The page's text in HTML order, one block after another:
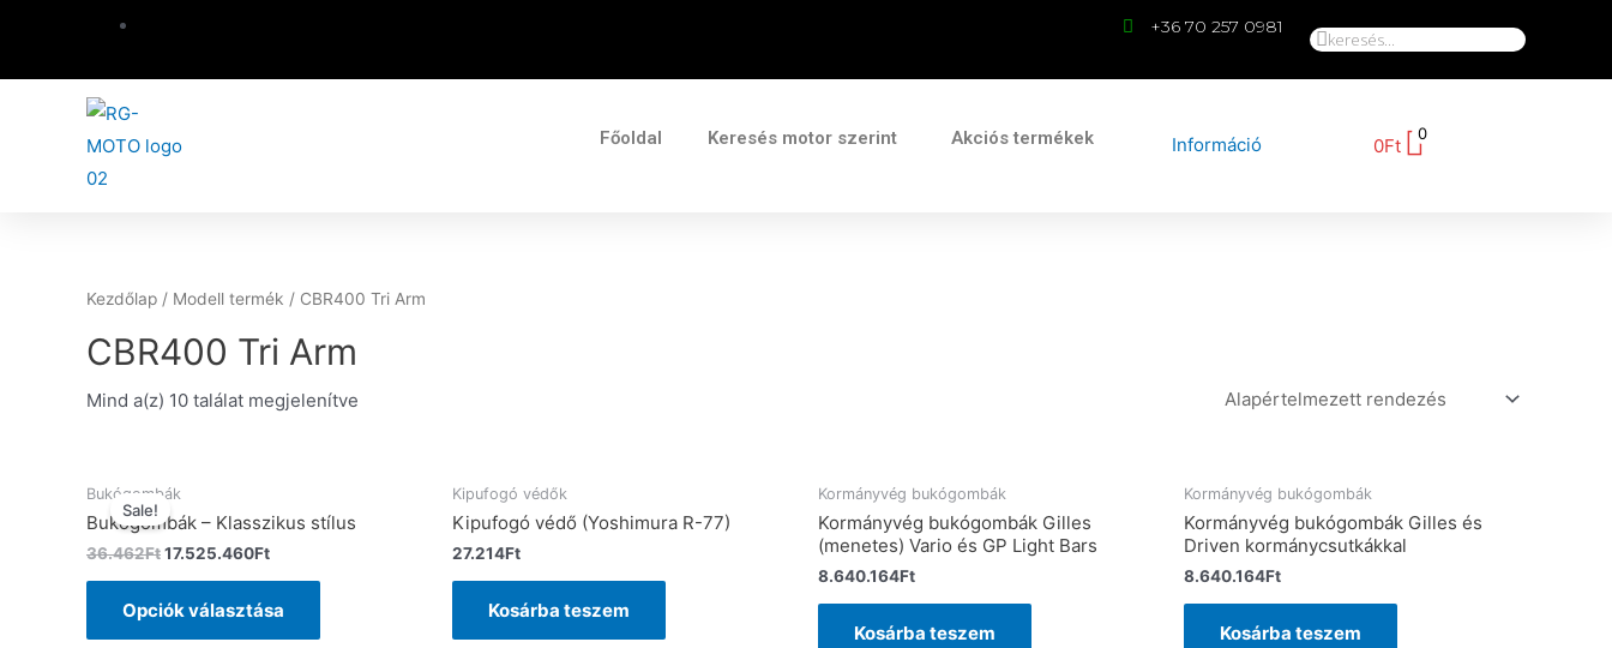
+36 70 257 0981
Főoldal Keresés motor szerint Akciós termékek Információ 0Ft
0
Kezdőlap / Modell termék / CBR400 Tri Arm
CBR400 Tri Arm
Mind a(z) 10 találat megjelenítve
Sale!
Bukógombák
Bukógombák – Klasszikus stílus
36.462Ft17.525.460Ft
Opciók választása
Kipufogó védők
Kipufogó védő (Yoshimura R-77)
27.214Ft
Kosárba teszem
Kormányvég bukógombák
Kormányvég bukógombák Gilles
(menetes) Vario és GP Light Bars
8.640.164Ft
Kosárba teszem
Kormányvég bukógombák
Kormányvég bukógombák Gilles és
Driven kormánycsutkákkal
8.640.164Ft
Kosárba teszem